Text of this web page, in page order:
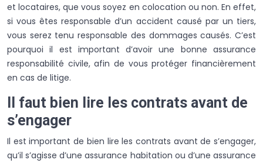
et locataires, que vous soyez en colocation ou non. En effet,
si vous êtes responsable d’un accident causé par un tiers,
vous serez tenu responsable des dommages causés. C’est
pourquoi il est important d’avoir une bonne assurance
responsabilité civile, afin de vous protéger financièrement
en cas de litige.
Il faut bien lire les contrats avant de
s’engager
Il est important de bien lire les contrats avant de s’engager,
qu’il s’agisse d’une assurance habitation ou d’une assurance